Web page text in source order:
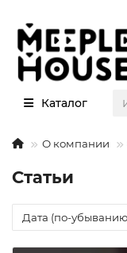
Каталог
О компании
Статьи